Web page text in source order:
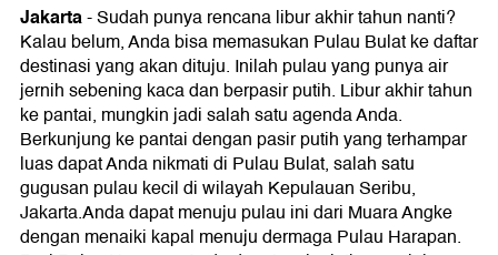
Jakarta- Sudah punya rencana libur akhir tahun nanti?
Kalau belum, Anda bisa memasukan Pulau Bulat ke daftar
destinasi yang akan dituju. Inilah pulau yang punya air
jernih sebening kaca dan berpasir putih. Libur akhir tahun
ke pantai, mungkin jadi salah satu agenda Anda.
Berkunjung ke pantai dengan pasir putih yang terhampar
luas dapat Anda nikmati di Pulau Bulat, salah satu
gugusan pulau kecil di wilayah Kepulauan Seribu,
Jakarta.Anda dapat menuju pulau ini dari Muara Angke
dengan menaiki kapal menuju dermaga Pulau Harapan.